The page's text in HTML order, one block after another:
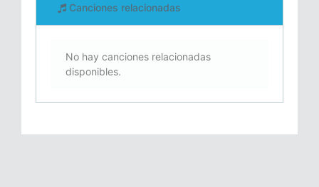
Canciones relacionadas
No hay canciones relacionadas
disponibles.